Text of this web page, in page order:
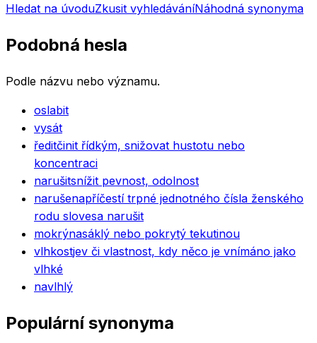
Hledat na úvoduZkusit vyhledáváníNáhodná synonyma
Podobná hesla
Podle názvu nebo významu.
oslabit
vysát
ředitčinit řídkým, snižovat hustotu nebo
koncentraci
narušitsnížit pevnost, odolnost
narušenapříčestí trpné jednotného čísla ženského
rodu slovesa narušit
mokrýnasáklý nebo pokrytý tekutinou
vlhkostjev či vlastnost, kdy něco je vnímáno jako
vlhké
navlhlý
Populární synonyma